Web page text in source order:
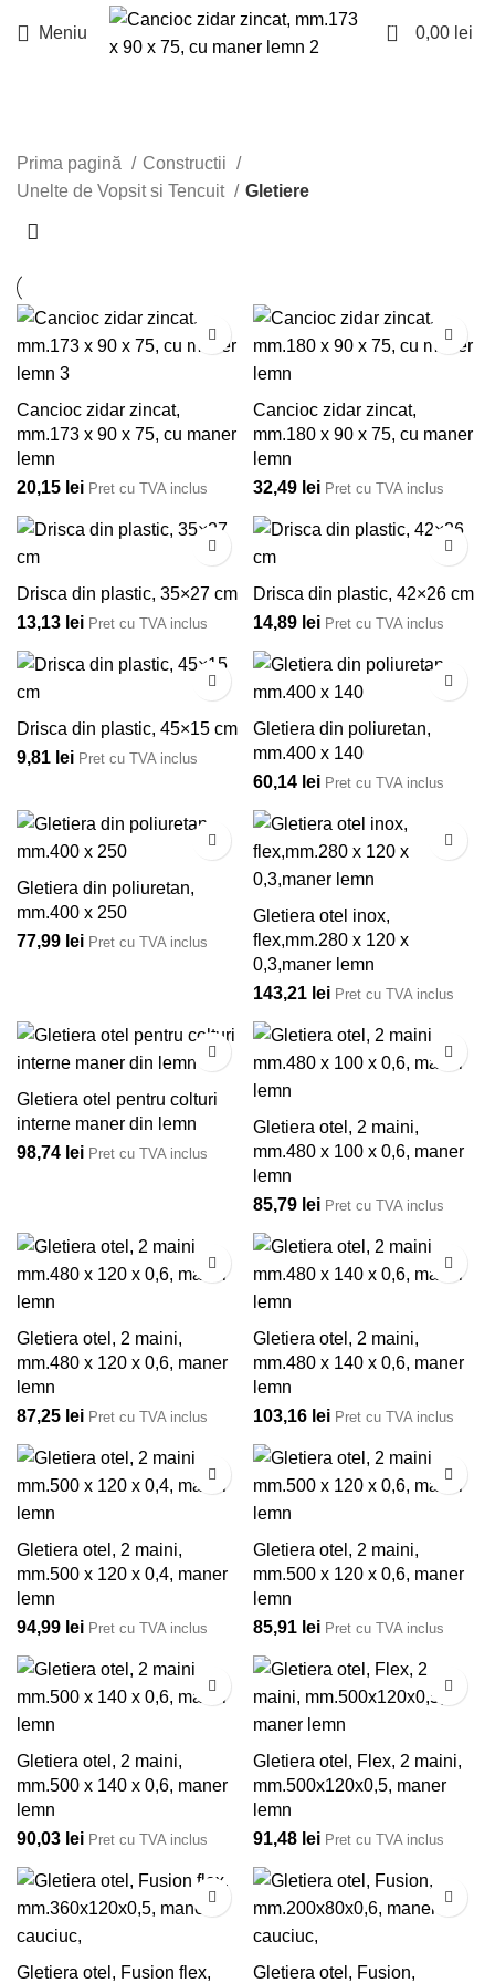
Meniu 0 0,00 lei
Prima pagină
Constructii
Unelte de Vopsit si Tencuit
Gletiere
Cancioc zidar zincat,
mm.173 x 90 x 75, cu maner
lemn
20,15 lei Pret cu TVA inclus
Cancioc zidar zincat,
mm.180 x 90 x 75, cu maner
lemn
32,49 lei Pret cu TVA inclus
Drisca din plastic, 35×27 cm
13,13 lei Pret cu TVA inclus
Drisca din plastic, 42×26 cm
14,89 lei Pret cu TVA inclus
Drisca din plastic, 45×15 cm
9,81 lei Pret cu TVA inclus
Gletiera din poliuretan,
mm.400 x 140
60,14 lei Pret cu TVA inclus
Gletiera din poliuretan,
mm.400 x 250
77,99 lei Pret cu TVA inclus
Gletiera otel inox,
flex,mm.280 x 120 x
0,3,maner lemn
143,21 lei Pret cu TVA inclus
Gletiera otel pentru colturi
interne maner din lemn
98,74 lei Pret cu TVA inclus
Gletiera otel, 2 maini,
mm.480 x 100 x 0,6, maner
lemn
85,79 lei Pret cu TVA inclus
Gletiera otel, 2 maini,
mm.480 x 120 x 0,6, maner
lemn
87,25 lei Pret cu TVA inclus
Gletiera otel, 2 maini,
mm.480 x 140 x 0,6, maner
lemn
103,16 lei Pret cu TVA inclus
Gletiera otel, 2 maini,
mm.500 x 120 x 0,4, maner
lemn
94,99 lei Pret cu TVA inclus
Gletiera otel, 2 maini,
mm.500 x 120 x 0,6, maner
lemn
85,91 lei Pret cu TVA inclus
Gletiera otel, 2 maini,
mm.500 x 140 x 0,6, maner
lemn
90,03 lei Pret cu TVA inclus
Gletiera otel, Flex, 2 maini,
mm.500x120x0,5, maner
lemn
91,48 lei Pret cu TVA inclus
Gletiera otel, Fusion flex, Gletiera otel, Fusion,